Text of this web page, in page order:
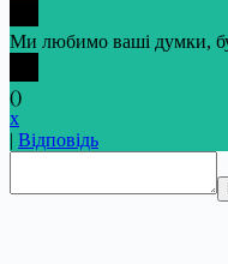
Ми любимо ваші думки,
()
x
| Відповідь